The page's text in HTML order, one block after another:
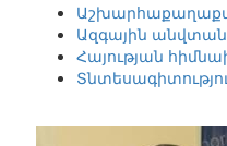
Ազգային
Հայության